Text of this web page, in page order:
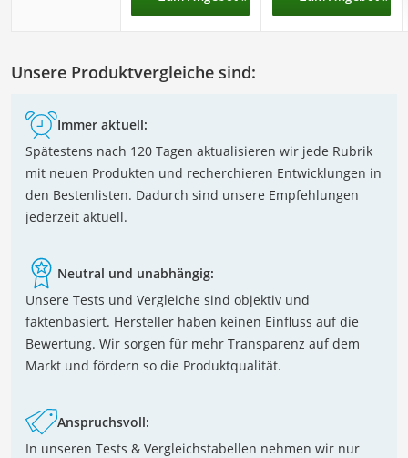
Unsere Produktvergleiche sind:
Immer aktuell:
Spätestens nach 120 Tagen aktualisieren wir jede Rubrik
mit neuen Produkten und recherchieren Entwicklungen in
den Bestenlisten. Dadurch sind unsere Empfehlungen
jederzeit aktuell.
Neutral und unabhängig:
Unsere Tests und Vergleiche sind objektiv und
faktenbasiert. Hersteller haben keinen Einfluss auf die
Bewertung. Wir sorgen für mehr Transparenz auf dem
Markt und fördern so die Produktqualität.
Anspruchsvoll:
In unseren Tests & Vergleichstabellen nehmen wir nur